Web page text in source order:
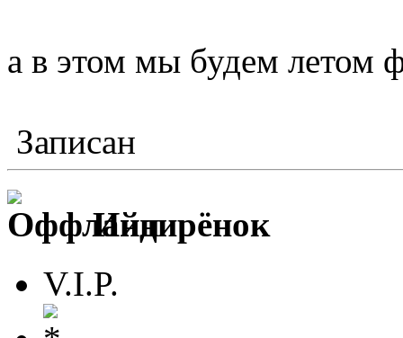
а в этом мы будем летом
Записан
Индирёнок
V.I.P.